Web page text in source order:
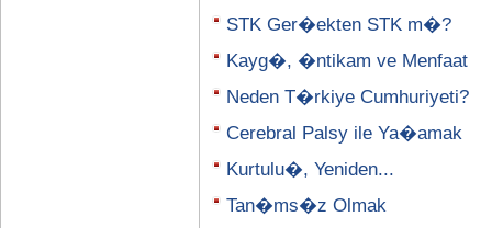
STK Ger�ekten STK m�?
Kayg�, �ntikam ve Menfaat
Neden T�rkiye Cumhuriyeti?
Cerebral Palsy ile Ya�amak
Kurtulu�, Yeniden...
Tan�ms�z Olmak